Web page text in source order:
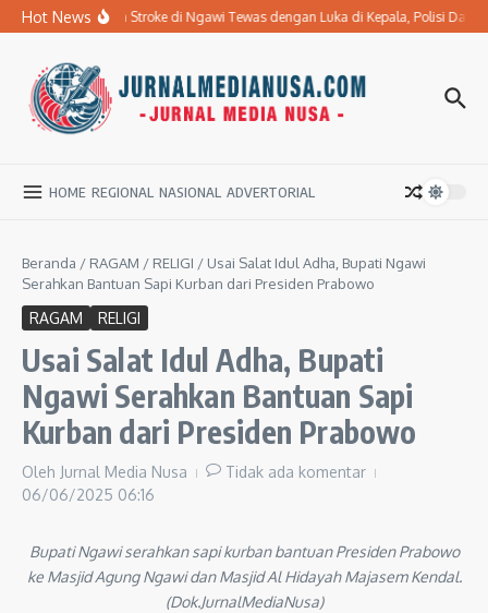
Lewati ke konten
Hot News
Ibu Penderita Stroke di Ngawi Tewas dengan Luka di Kepala, Polisi
HOME REGIONAL NASIONAL ADVERTORIAL
Beranda / RAGAM / RELIGI / Usai Salat Idul Adha, Bupati Ngawi
Serahkan Bantuan Sapi Kurban dari Presiden Prabowo
RAGAM RELIGI
Usai Salat Idul Adha, Bupati
Ngawi Serahkan Bantuan Sapi
Kurban dari Presiden Prabowo
Oleh Jurnal Media Nusa
Tidak ada komentar
06/06/2025 06:16
Bupati Ngawi serahkan sapi kurban bantuan Presiden Prabowo
ke Masjid Agung Ngawi dan Masjid Al Hidayah Majasem Kendal.
(Dok.JurnalMediaNusa)